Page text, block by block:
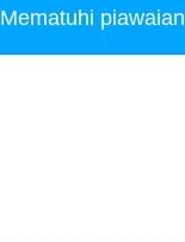
Mematuhi piawaian